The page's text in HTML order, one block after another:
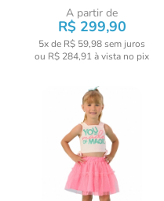
A partir de
R$ 299,90
5x de R$ 59,98sem juros
ou R$ 284,91 à vista no pix